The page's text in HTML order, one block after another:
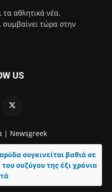
τα αθλητικά νέα.
συμβαίνει τώρα στην
US
| Newsgreek
συγκινείται βαθιά σε
συζύγου της έξι χρόνια